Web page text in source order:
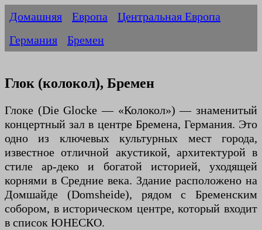
Домашняя Европа
Центральная Европа
Германия
Бремен
Глок (колокол), Бремен
Глоке (Die Glocke — «Колокол») — знаменитый
концертный зал в центре Бремена, Германия. Это
одно из ключевых культурных мест города,
известное отличной акустикой, архитектурой в
стиле ар-деко и богатой историей, уходящей
корнями в Средние века. Здание расположено на
Домшайде (Domsheide), рядом с Бременским
собором, в историческом центре, который входит
в список ЮНЕСКО.